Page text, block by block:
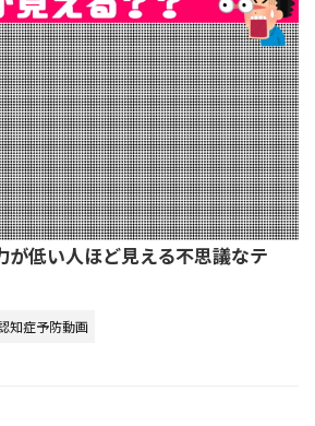
が低い人ほど見える不思議なテ
知症予防動画